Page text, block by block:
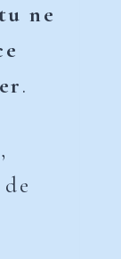
ne
.